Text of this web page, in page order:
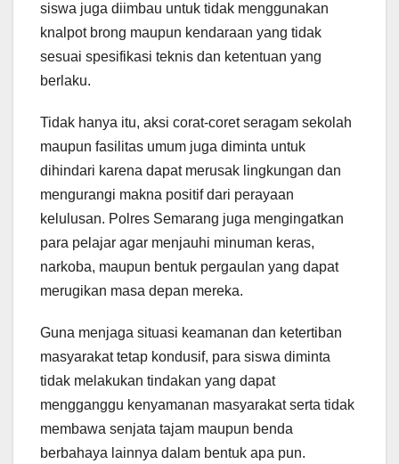
siswa juga diimbau untuk tidak menggunakan
knalpot brong maupun kendaraan yang tidak
sesuai spesifikasi teknis dan ketentuan yang
berlaku.
Tidak hanya itu, aksi corat-coret seragam sekolah
maupun fasilitas umum juga diminta untuk
dihindari karena dapat merusak lingkungan dan
mengurangi makna positif dari perayaan
kelulusan. Polres Semarang juga mengingatkan
para pelajar agar menjauhi minuman keras,
narkoba, maupun bentuk pergaulan yang dapat
merugikan masa depan mereka.
Guna menjaga situasi keamanan dan ketertiban
masyarakat tetap kondusif, para siswa diminta
tidak melakukan tindakan yang dapat
mengganggu kenyamanan masyarakat serta tidak
membawa senjata tajam maupun benda
berbahaya lainnya dalam bentuk apa pun.